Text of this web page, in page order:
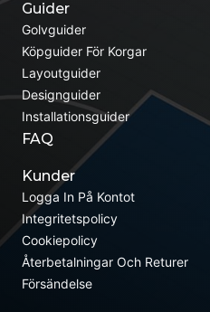
Guider
Golvguider
Köpguider För Korgar
Layoutguider
Designguider
Installationsguider
FAQ
Kunder
Logga In På Kontot
Integritetspolicy
Cookiepolicy
Återbetalningar Och Returer
Försändelse